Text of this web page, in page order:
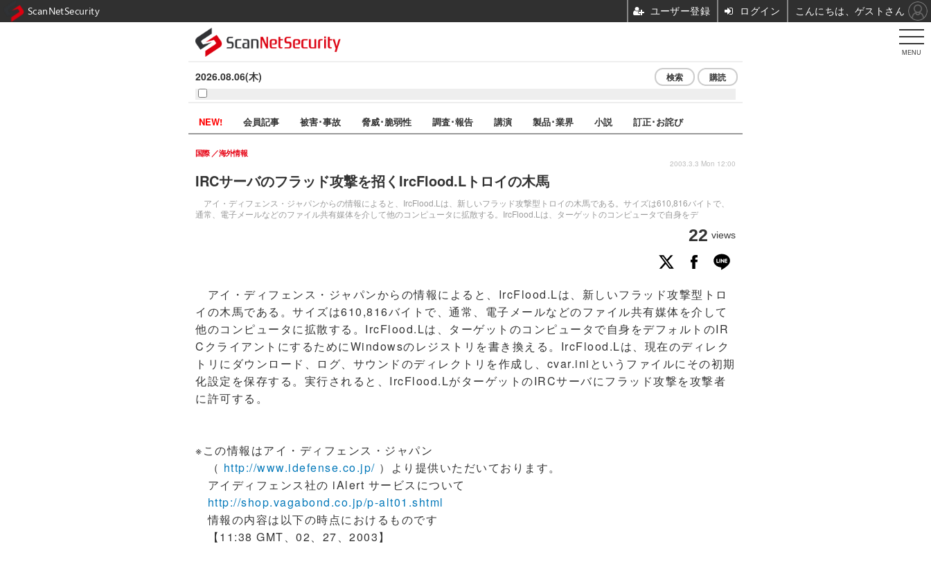
MENU
2026.08.06(木) 検索 購読
NEW! 会員記事 被害･事故 脅威･脆弱性 調査･報告 講演 製品･業界 小説 訂正･お詫び
IRCサーバのフラッド攻撃を招くIrcFlood.Lトロイの木馬
アイ・ディフェンス・ジャパンからの情報によると、IrcFlood.Lは、新しいフラッド攻撃型トロイの木馬である。サイズは610,816バイトで、
通常、電子メールなどのファイル共有媒体を介して他のコンピュータに拡散する。IrcFlood.Lは、ターゲットのコンピュータで自身をデ
国際 海外情報
22 views
2003.3.3 Mon 12:00
アイ・ディフェンス・ジャパンからの情報によると、IrcFlood.Lは、新しいフラッド攻撃型トロ
イの木馬である。サイズは610,816バイトで、通常、電子メールなどのファイル共有媒体を介して
他のコンピュータに拡散する。IrcFlood.Lは、ターゲットのコンピュータで自身をデフォルトのIR
CクライアントにするためにWindowsのレジストリを書き換える。IrcFlood.Lは、現在のディレク
トリにダウンロード、ログ、サウンドのディレクトリを作成し、cvar.iniというファイルにその初期
化設定を保存する。実行されると、IrcFlood.LがターゲットのIRCサーバにフラッド攻撃を攻撃者
に許可する。
※この情報はアイ・ディフェンス・ジャパン
（ http://www.idefense.co.jp/ ）より提供いただいております。
アイディフェンス社の iAlert サービスについて
http://shop.vagabond.co.jp/p-alt01.shtml
情報の内容は以下の時点におけるものです
【11:38 GMT、02、27、2003】
ScanNetSecurity ユーザー登録 ログイン こんにちは、ゲストさん